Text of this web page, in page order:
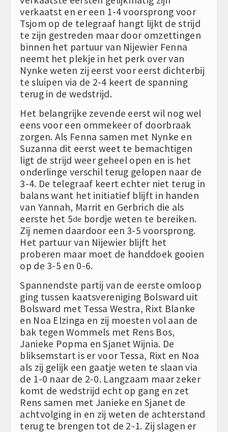
verkaatst en er een 1-4 voorsprong voor
Tsjom op de telegraaf hangt lijkt de strijd
te zijn gestreden maar door omzettingen
binnen het partuur van Nijewier Fenna
neemt het plekje in het perk over van
Nynke weten zij eerst voor eerst dichterbij
te sluipen via de 2-4 keert de spanning
terug in de wedstrijd.
Het belangrijke zevende eerst wil nog wel
eens voor een ommekeer of doorbraak
zorgen. Als Fenna samen met Nynke en
Suzanna dit eerst weet te bemachtigen
ligt de strijd weer geheel open en is het
onderlinge verschil terug gelopen naar de
3-4. De telegraaf keert echter niet terug in
balans want het initiatief blijft in handen
van Yannah, Marrit en Gerbrich die als
eerste het 5de bordje weten te bereiken.
Zij nemen daardoor een 3-5 voorsprong.
Het partuur van Nijewier blijft het
proberen maar moet de handdoek gooien
op de 3-5 en 0-6.
Spannendste partij van de eerste omloop
ging tussen kaatsvereniging Bolsward uit
Bolsward met Tessa Westra, Rixt Blanke
en Noa Elzinga en zij moesten vol aan de
bak tegen Wommels met Rens Bos,
Janieke Popma en Sjanet Wijnia. De
bliksemstart is er voor Tessa, Rixt en Noa
als zij gelijk een gaatje weten te slaan via
de 1-0 naar de 2-0. Langzaam maar zeker
komt de wedstrijd echt op gang en zet
Rens samen met Janieke en Sjanet de
achtvolging in en zij weten de achterstand
terug te brengen tot de 2-1. Zij slagen er